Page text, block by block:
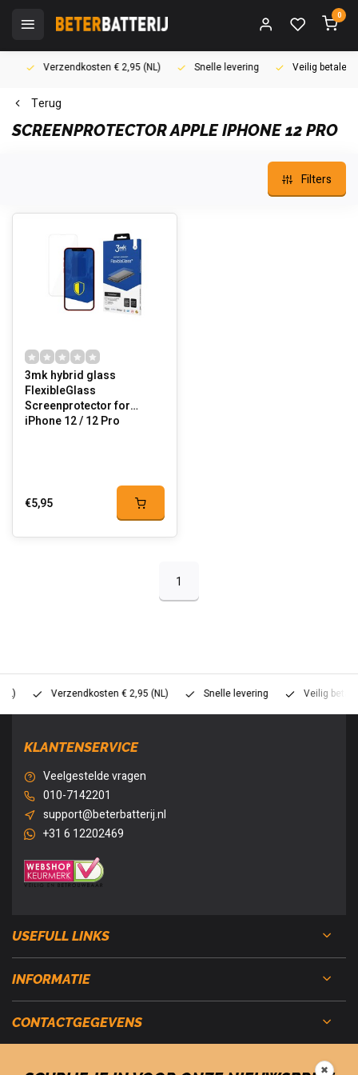
0
Verzendkosten € 2,95 (NL) Snelle levering Veilig betalen
Terug
SCREENPROTECTOR APPLE IPHONE 12 PRO
Filters
3mk hybrid glass
FlexibleGlass
Screenprotector for
iPhone 12 / 12 Pro
€5,95
1
Verzendkosten € 2,95 (NL) Snelle levering Veilig betalen
KLANTENSERVICE
Veelgestelde vragen
010-7142201
support@beterbatterij.nl
+31 6 12202469
USEFULL LINKS
INFORMATIE
CONTACTGEGEVENS
✖